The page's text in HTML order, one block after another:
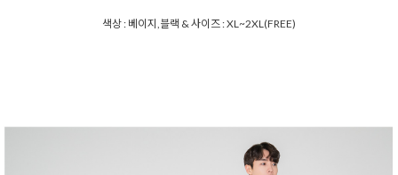
색상 : 베이지,블랙 & 사이즈 : XL~2XL(FREE)